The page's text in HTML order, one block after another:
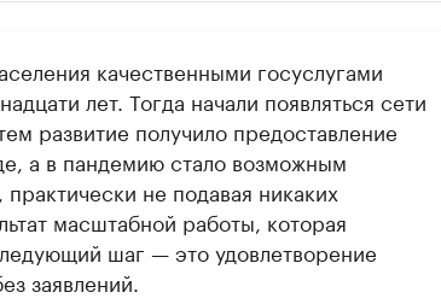
на РБК
личные бренды спикеров бизнеса
качественными госуслугами
лет. Тогда начали появляться сети
развитие получило предоставление
а в пандемию стало возможным
практически не подавая никаких
масштабной работы, которая
шаг — это удовлетворение
заявлений.